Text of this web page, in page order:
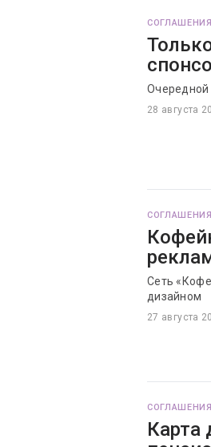
Очередной
28 августа
Сеть
дизайном
27 августа
Карта